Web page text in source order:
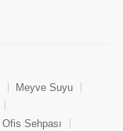
Meyve Suyu
Ofis Sehpası